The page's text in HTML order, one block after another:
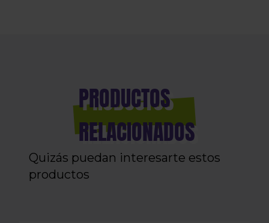
PRODUCTOS
RELACIONADOS
Quizás puedan interesarte estos
productos